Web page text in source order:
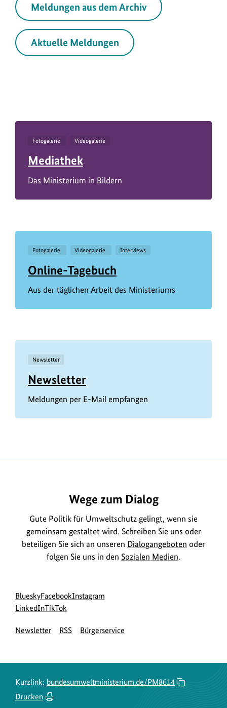
Meldungen aus dem Archiv
Aktuelle Meldungen
Fotogalerie Videogalerie
Mediathek
Das Ministerium in Bildern
Fotogalerie Videogalerie Interviews
Online-Tagebuch
Aus der täglichen Arbeit des Ministeriums
Newsletter
Newsletter
Meldungen per E-Mail empfangen
Wege zum Dialog
Gute Politik für Umweltschutz gelingt, wenn sie
gemeinsam gestaltet wird. Schreiben Sie uns oder
beteiligen Sie sich an unseren Dialogangeboten oder
folgen Sie uns in den Sozialen Medien.
Social
Media
Blueskyzur
Bluesky-
des
Facebookzur
des
Instagram
des
LinkedInzur
Seite
zur
Seite
TikTok
Newsletter RSS Bürgerservice
Kurzlink: bundesumweltministerium.de/PM8614
Drucken